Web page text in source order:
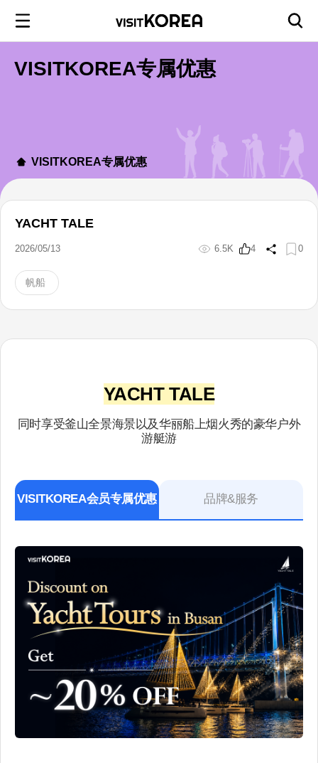
VISITKOREA专属优惠
VISITKOREA专属优惠
YACHT TALE
2026/05/13 6.5K 4 0
帆船
YACHT TALE
同时享受釜山全景海景以及华丽船上烟火秀的豪华户外
游艇游
VISITKOREA会员专属优惠 品牌&服务